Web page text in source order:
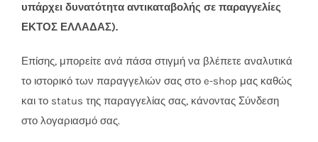
υπάρχει δυνατότητα αντικαταβολής σε παραγγελίες
ΕΚΤΟΣ ΕΛΛΑΔΑΣ).
Επίσης, μπορείτε ανά πάσα στιγμή να βλέπετε αναλυτικά
το ιστορικό των παραγγελιών σας στο e-shop μας καθώς
και το status της παραγγελίας σας, κάνοντας Σύνδεση
στο λογαριασμό σας.